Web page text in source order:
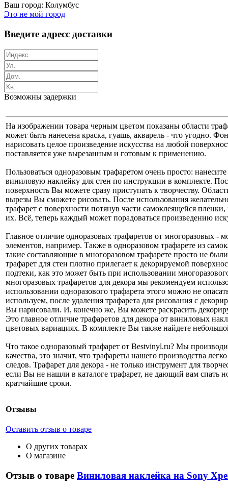
Ваш город: Колумбус
Это не мой город
Введите адресс доставки
Возможны задержки
На изображении товара черным цветом показаны области
может быть нанесена краска, гуашь, акварель - что угодно.
нарисовать целое произведение искусства на любой
поставляется уже вырезанным и готовым к применению.
Пользоваться одноразовым трафаретом очень просто:
виниловую наклейку для стен по инструкции в комплекте.
поверхность Вы можете сразу приступать к творчеству.
вырезы Вы сможете рисовать. После использования
трафарет с поверхности потянув части самоклеящейся
их. Всё, теперь каждый может порадоваться произведению
Главное отличие одноразовых трафаретов от многоразовых
элементов, например. Также в одноразовом трафарете из
такие составляющие в многоразовом трафарете просто не
трафарет для стен плотно прилегает к декорируемой
подтеки, как это может быть при использовании
многоразовых трафаретов для декора мы рекомендуем
использовании одноразового трафарета этого можно не
используем, после удаления трафарета для рисования с
Вы нарисовали. И, конечно же, Вы можете раскрасить
Это главное отличие трафаретов для декора от виниловых
цветовых вариациях. В комплекте Вы также найдете
Что такое одноразовый трафарет от Bestvinyl.ru? Мы
качества, это значит, что трафареты нашего производства
следов. Трафарет для декора - не только инструмент для
если Вы не нашли в каталоге трафарет, не дающий вам спать
кратчайшие сроки.
Отзывы
Оставить отзыв о товаре
О других товарах
О магазине
Отзыв о товаре Виниловая наклейка на Sony